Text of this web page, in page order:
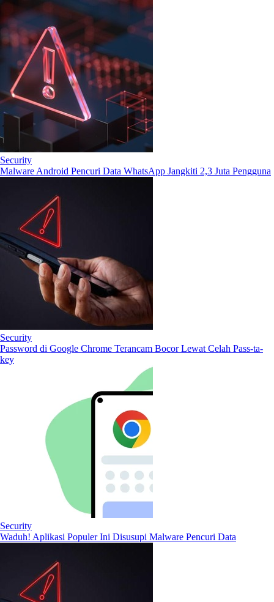
Security
Malware Android Pencuri Data WhatsApp Jangkiti 2,3 Juta Pengguna
Security
Password di Google Chrome Terancam Bocor Lewat Celah Pass-ta-
key
Security
Waduh! Aplikasi Populer Ini Disusupi Malware Pencuri Data